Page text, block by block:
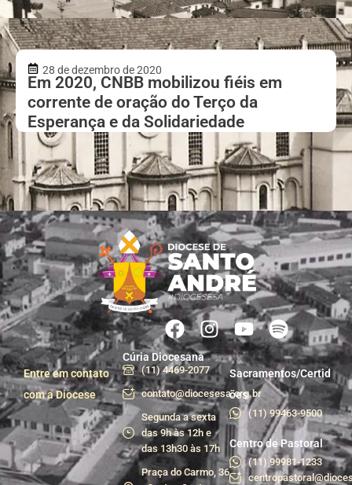
28 de dezembro de 2020
Em 2020, CNBB mobilizou fiéis em
corrente de oração do Terço da
Esperança e da Solidariedade
Entre em contato
com a Diocese
Cúria Diocesana
(11) 4469-2077
contato@diocesesa.org.br
Segunda a sexta
das 9h às 12h e
das 13h30 às 17h
Praça do Carmo, 36
Sacramentos/Certid
ões
(11) 99463-9500
Centro de Pastoral
(11) 99981-1233